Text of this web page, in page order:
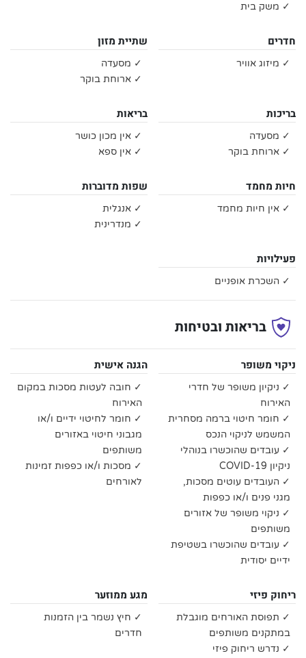
✓ משק בית
חדרים
✓ מיזוג אוויר
שתיית מזון
✓ מסעדה
✓ ארוחת בוקר
בריכות
✓ מסעדה
✓ ארוחת בוקר
בריאות
✓ אין מכון כושר
✓ אין ספא
חיות מחמד
✓ אין חיות מחמד
שפות מדוברות
✓ אנגלית
✓ מנדרינית
פעילויות
✓ השכרת אופניים
בריאות ובטיחות
ניקוי משופר
✓ ניקיון משופר של חדרי
האירוח
✓ חומר חיטוי ברמה מסחרית
המשמש לניקוי הנכס
✓ עובדים שהוכשרו בנוהלי
ניקיון COVID-19
✓ העובדים עוטים מסכות,
מגני פנים ו/או כפפות
✓ ניקוי משופר של אזורים
משותפים
✓ עובדים שהוכשרו בשטיפת
ידיים יסודית
הגנה אישית
✓ חובה לעטות מסכות במקום
האירוח
✓ חומר לחיטוי ידיים ו/או
מגבוני חיטוי באזורים
משותפים
✓ מסכות ו/או כפפות זמינות
לאורחים
ריחוק פיזי
✓ תפוסת האורחים מוגבלת
במתקנים משותפים
✓ נדרש ריחוק פיזי
מגע ממוזער
✓ חיץ נשמר בין הזמנות
חדרים